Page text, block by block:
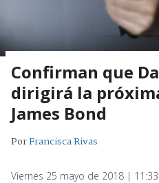
Confirman que
dirigirá la
James Bond
PorFrancisca Rivas
Viernes 25 mayo de 2018 | 11:33